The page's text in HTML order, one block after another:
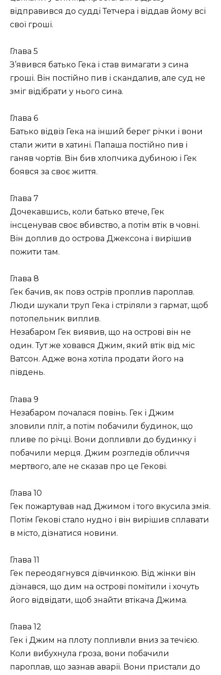
відправився до судді Тетчера і віддав йому всі
свої гроші.
Глава 5
З’явився батько Гека і став вимагати з сина
гроші. Він постійно пив і скандалив, але суд не
зміг відібрати у нього сина.
Глава 6
Батько відвіз Гека на інший берег річки і вони
стали жити в хатині. Папаша постійно пив і
ганяв чортів. Він бив хлопчика дубиною і Гек
боявся за своє життя.
Глава 7
Дочекавшись, коли батько втече, Гек
інсценував своє вбивство, а потім втік в човні.
Він доплив до острова Джексона і вирішив
пожити там.
Глава 8
Гек бачив, як повз острів проплив пароплав.
Люди шукали труп Гека і стріляли з гармат, щоб
потопельник виплив.
Незабаром Гек виявив, що на острові він не
один. Тут же ховався Джим, який втік від міс
Ватсон. Адже вона хотіла продати його на
південь.
Глава 9
Незабаром почалася повінь. Гек і Джим
зловили пліт, а потім побачили будинок, що
пливе по річці. Вони допливли до будинку і
побачили мерця. Джим розгледів обличчя
мертвого, але не сказав про це Гекові.
Глава 10
Гек пожартував над Джимом і того вкусила змія.
Потім Гекові стало нудно і він вирішив сплавати
в місто, дізнатися новини.
Глава 11
Гек переодягнувся дівчинкою. Від жінки він
дізнався, що дим на острові помітили і хочуть
його відвідати, щоб знайти втікача Джима.
Глава 12
Гек і Джим на плоту попливли вниз за течією.
Коли вибухнула гроза, вони побачили
пароплав, що зазнав аварії. Вони пристали до